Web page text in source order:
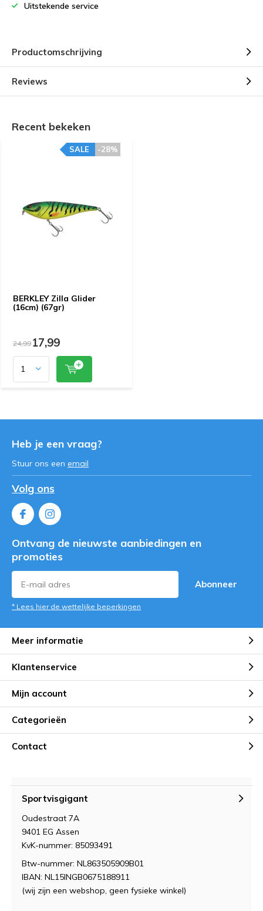
Uitstekende service
Productomschrijving
Reviews
Recent bekeken
BERKLEY Zilla Glider
(16cm) (67gr)
-28%
SALE
24,9917,99
Heb je een vraag?
Stuur ons een email
Volg ons
Ontvang de nieuwste aanbiedingen en
promoties
Abonneer
* Lees hier de wettelijke beperkingen
Meer informatie
Klantenservice
Mijn account
Categorieën
Contact
Sportvisgigant
Oudestraat 7A
9401 EG Assen
KvK-nummer: 85093491
Btw-nummer: NL863505909B01
IBAN: NL15INGB0675188911
(wij zijn een webshop, geen fysieke winkel)